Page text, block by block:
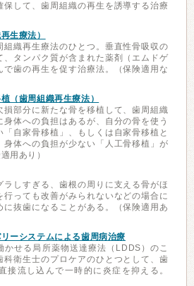
して、歯周組織の再生を誘導する治療
生療法）
織再生療法のひとつ。垂直性骨吸収の
、タンパク質が含まれた薬剤（エムドゲ
で歯の再生を促す治療法。（保険適用な
（歯周組織再生療法）
部分に新たな骨を移植して、歯周組織
体への負担はあるが、自分の骨を使う
自家骨移植」、もしくは自家骨移植と
身体への負担が少ない「人工骨移植」が
用あり）
しすぎる、歯根の周りに支える骨がほ
行っても改善がみられないなどの場合に
に抜歯になることがある。（保険適用あ
ーシステムによる歯周病治療
かせる局所薬物送達療法（LDDS）のこ
科衛生士のプロケアのひとつとして、歯
接流し込んで一時的に炎症を抑える。